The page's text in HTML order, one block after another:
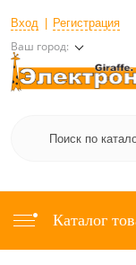
Вход Регистрация
Ваш город:
Каталог